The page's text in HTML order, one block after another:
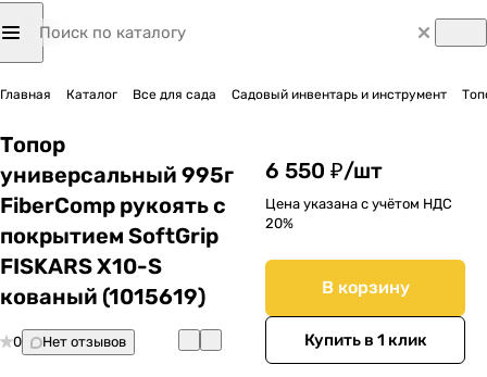
Главная Каталог Все для сада Садовый инвентарь и инструмент
Топор
универсальный 995г
FiberComp рукоять с
покрытием SoftGrip
FISKARS X10-S
кованый (1015619)
0 Нет отзывов
6 550 ₽/шт
Цена указана с учётом НДС
20%
В корзину
Купить в 1 клик